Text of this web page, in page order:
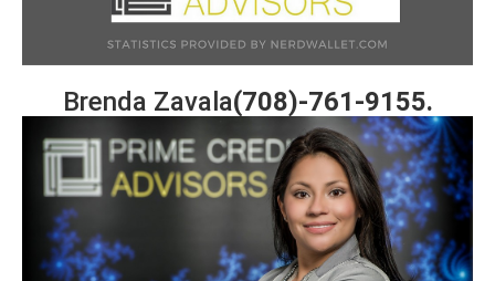
Brenda Zavala(708)-761-9155.